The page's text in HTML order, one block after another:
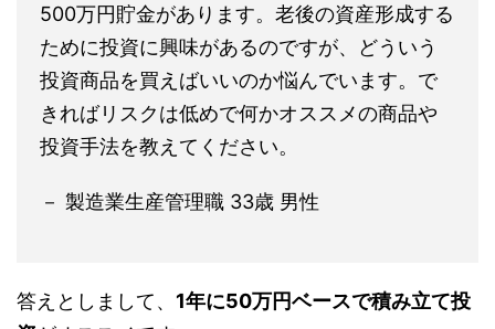
500万円貯金があります。老後の資産形成する
ために投資に興味があるのですが、どういう
投資商品を買えばいいのか悩んでいます。で
きればリスクは低めで何かオススメの商品や
投資手法を教えてください。
－ 製造業生産管理職 33歳 男性
答えとしまして、 1年に50万円ベースで積み立て投